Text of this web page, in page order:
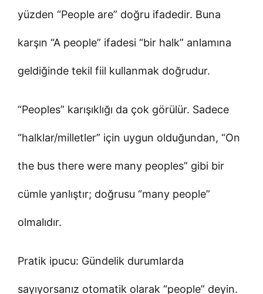
yüzden “People are” doğru ifadedir. Buna
karşın “A people” ifadesi “bir halk” anlamına
geldiğinde tekil fiil kullanmak doğrudur.
“Peoples” karışıklığı da çok görülür. Sadece
“halklar/milletler” için uygun olduğundan, “On
the bus there were many peoples” gibi bir
cümle yanlıştır; doğrusu “many people”
olmalıdır.
Pratik ipucu: Gündelik durumlarda
sayıyorsanız otomatik olarak “people” deyin.